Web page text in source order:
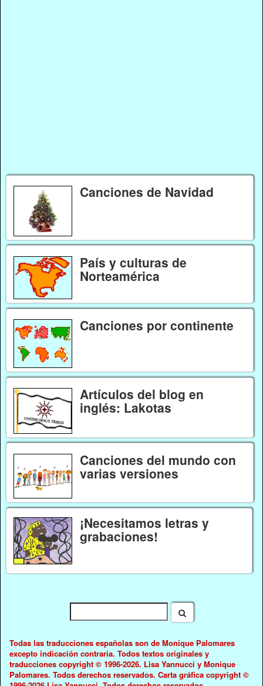
Canciones de Navidad
País y culturas de
Norteamérica
Canciones por continente
Artículos del blog en
inglés: Lakotas
Canciones del mundo con
varias versiones
¡Necesitamos letras y
grabaciones!
Todas las traducciones españolas son de Monique Palomares
excepto indicación contraria. Todos textos originales y
traducciones copyright © 1996-2026. Lisa Yannucci y Monique
Palomares. Todos derechos reservados. Carta gráfica copyright ©